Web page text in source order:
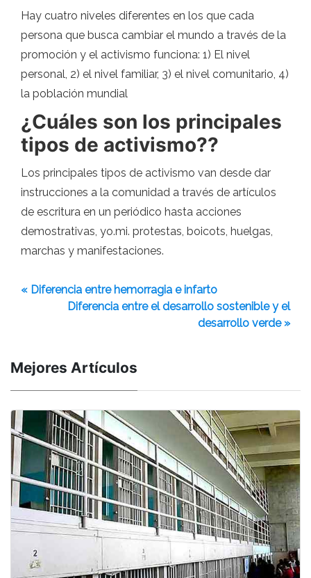
Hay cuatro niveles diferentes en los que cada
persona que busca cambiar el mundo a través de la
promoción y el activismo funciona: 1) El nivel
personal, 2) el nivel familiar, 3) el nivel comunitario, 4)
la población mundial
¿Cuáles son los principales
tipos de activismo??
Los principales tipos de activismo van desde dar
instrucciones a la comunidad a través de artículos
de escritura en un periódico hasta acciones
demostrativas, yo.mi. protestas, boicots, huelgas,
marchas y manifestaciones.
« Diferencia entre hemorragia e infarto
Diferencia entre el desarrollo sostenible y el
desarrollo verde »
Mejores Artículos